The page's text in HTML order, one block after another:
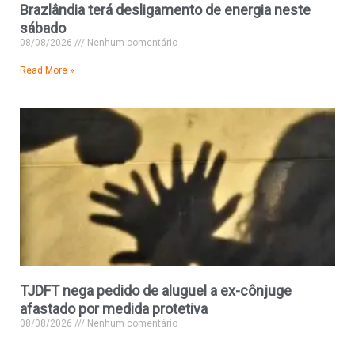
Brazlândia terá desligamento de energia neste
sábado
08/08/2026 Nenhum comentário
Read More »
TJDFT nega pedido de aluguel a ex-cônjuge
afastado por medida protetiva
08/08/2026 Nenhum comentário